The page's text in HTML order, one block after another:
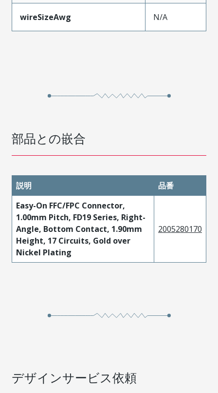
wireSizeAwg N/A
部品との嵌合
説明
品番
Easy-On FFC/FPC Connector,
1.00mm Pitch, FD19 Series, Right-
Angle, Bottom Contact, 1.90mm
Height, 17 Circuits, Gold over
Nickel Plating
2005280170
デザインサービス依頼